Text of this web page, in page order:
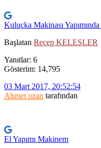
Kuluçka Makinası
Başlatan Recep KELEŞLER
Yanıtlar: 6
Gösterim: 14,795
03 Mart 2017, 20:52:54
Ahmet ozan tarafından
El Yapımı Makinem